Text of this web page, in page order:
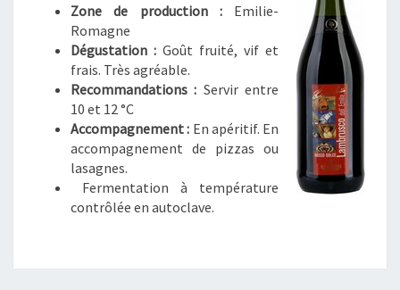
’
M
L
A
(
O
U
D
Zone de production :Emilie-
Romagne
Dégustation : Goût fruité, vif et
frais. Très agréable.
Recommandations : Servir entre
10 et 12 °C
Accompagnement : En apéritif. En
accompagnement de pizzas ou
lasagnes.
Fermentation à température
contrôlée en autoclave.